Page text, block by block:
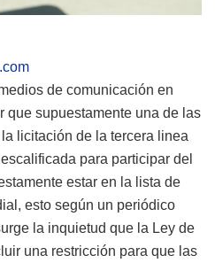
de comunicación en
que supuestamente una de las
licitación de la tercera linea
para participar del
estar en la lista de
esto según un periódico
la inquietud que la Ley de
una restricción para que las